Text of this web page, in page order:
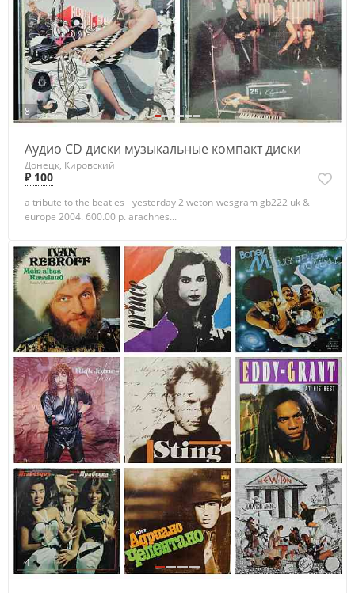
8
Аудио CD диски музыкальные компакт диски
Донецк, Кировский
₽ 100
a tribute to the beatles - yesterday 2 weton-wesgram gb222 uk &
europe 2004. 600.00 р. arachnes...
4